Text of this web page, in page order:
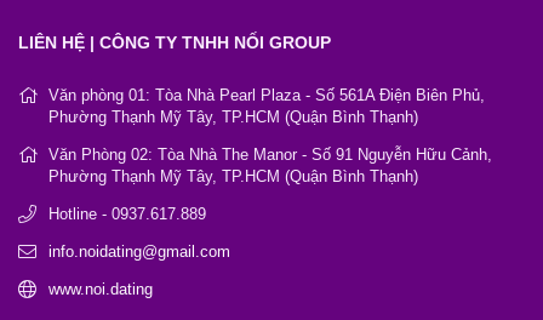
LIÊN HỆ | CÔNG TY TNHH NỐI GROUP
Văn phòng 01: Tòa Nhà Pearl Plaza - Số 561A Điện Biên Phủ,
Phường Thạnh Mỹ Tây, TP.HCM (Quận Bình Thạnh)
Văn Phòng 02: Tòa Nhà The Manor - Số 91 Nguyễn Hữu Cảnh,
Phường Thạnh Mỹ Tây, TP.HCM (Quận Bình Thạnh)
Hotline - 0937.617.889
info.noidating@gmail.com
www.noi.dating